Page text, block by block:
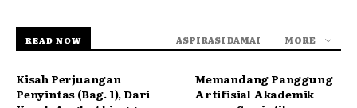
READ NOW ASPIRASI DAMAI MORE
Kisah Perjuangan
Penyintas (Bag. 1), Dari
Memandang Panggung
Artifisial Akademik